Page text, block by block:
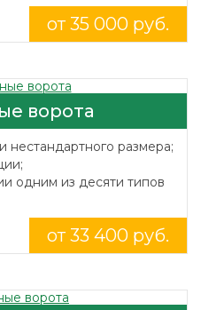
от 35 000 руб.
ворота
нестандартного размера;
одним из десяти типов
от 33 400 руб.